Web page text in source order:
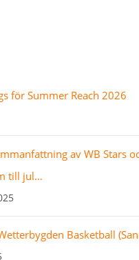
för Summer Reach 2026
av WB Stars
till jul…
Basketball